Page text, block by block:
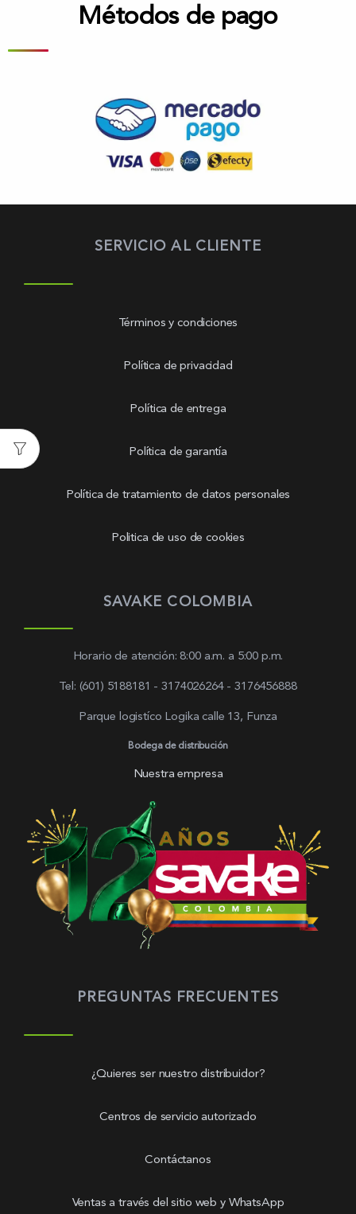
Métodos de pago
SERVICIO AL CLIENTE
Términos y condiciones
Política de privacidad
Política de entrega
Política de garantía
Política de tratamiento de datos personales
Politica de uso de cookies
SAVAKE COLOMBIA
Horario de atención: 8:00 a.m. a 5:00 p.m.
Tel: (601) 5188181 - 3174026264 - 3176456888
Parque logistíco Logika calle 13, Funza
Bodega de distribución
Nuestra empresa
PREGUNTAS FRECUENTES
¿Quieres ser nuestro distribuidor?
Centros de servicio autorizado
Contáctanos
Ventas a través del sitio web y WhatsApp